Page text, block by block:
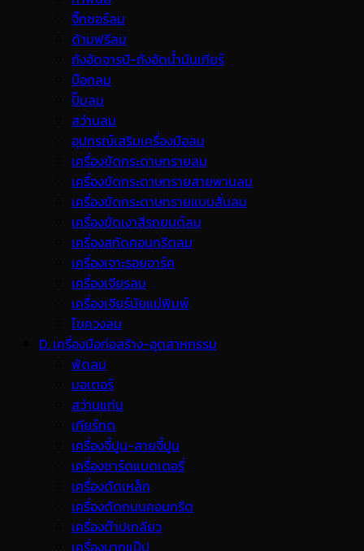
จิ๊กซอร์ลม
ด้ามฟรีลม
ถังอัดจารบี-ถังอัดน้ำมันเกียร์
บ๊อกลม
ปั๊มลม
สว่านลม
อุปกรณ์เสริมเครื่องมือลม
เครื่องขัดกระดาษทรายลม
เครื่องขัดกระดาษทรายสายพานลม
เครื่องขัดกระดาษทรายแบบสั่นลม
เครื่องขัดเงาสีรถยนต์ลม
เครื่องสกัดคอนกรีตลม
เครื่องเจาะรอยอาร์ค
เครื่องเจียรลม
เครื่องเจียร์นัยแม่พิมพ์
ไขควงลม
D. เครื่องมือก่อสร้าง-อุตสาหกรรม
พ้ดลม
มอเตอร์
สว่านแท่น
เกียร์ทด
เครื่องจี้ปูน-สายจี้ปูน
เครื่องชาร์ตแบตเตอรี่
เครื่องดัดเหล็ก
เครื่องตัดถนนคอนกรีต
เครื่องต๊าปเกลียว
เครื่องบากแป๊ป